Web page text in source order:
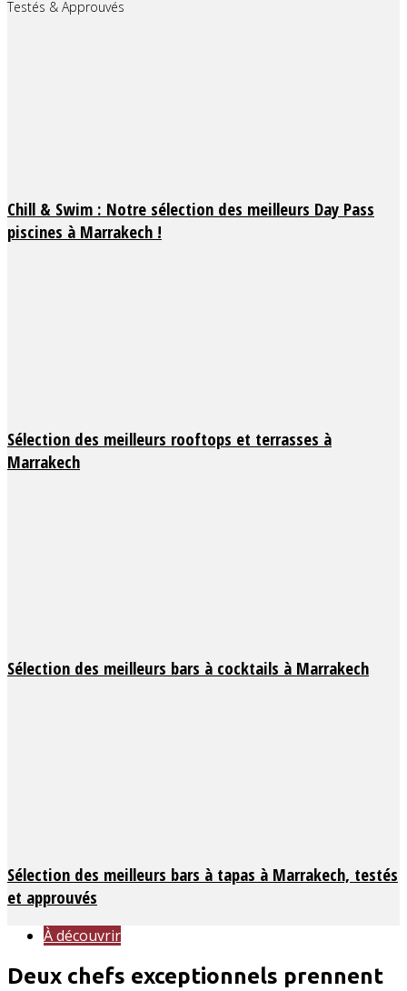
Testés & Approuvés
Chill & Swim : Notre sélection des meilleurs Day Pass
piscines à Marrakech !
Sélection des meilleurs rooftops et terrasses à
Marrakech
Sélection des meilleurs bars à cocktails à Marrakech
Sélection des meilleurs bars à tapas à Marrakech, testés
et approuvés
À découvrir
Deux chefs exceptionnels prennent